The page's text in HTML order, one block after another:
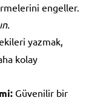
engeller.
yazmak,
kolay
Güvenilir bir